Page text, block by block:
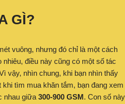
GÌ?
vuông, nhưng đó chỉ là một cách
nhiêu, điều này cũng có một số tác
vậy, nhìn chung, khi bạn nhìn thấy
khi tìm mua khăn tắm, bạn đang xem
nhau giữa 300-900 GSM. Con số này